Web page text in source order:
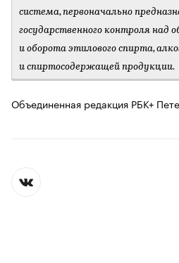
система, первоначально
государственного контроля над
и оборота этилового спирта,
и спиртосодержащей продукции.
Объединенная редакция РБК+